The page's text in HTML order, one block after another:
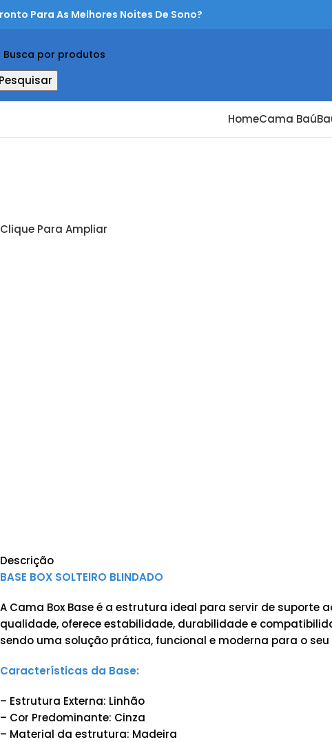
Para As Melhores Noites De Sono?
HomeCama Baú
Clique Para Ampliar
Descrição
BASE BOX SOLTEIRO BLINDADO
A Cama Box Base é a estrutura ideal para servir de
qualidade, oferece estabilidade, durabilidade e
sendo uma solução prática, funcional e moderna para o
Características da Base:
– Estrutura Externa: Linhão
– Cor Predominante: Cinza
– Material da estrutura: Madeira